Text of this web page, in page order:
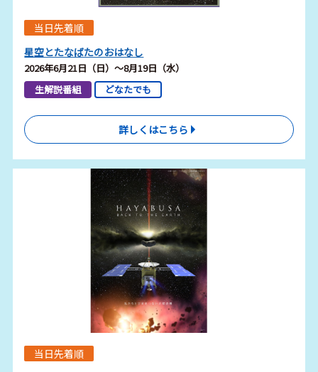
当日先着順
星空とたなばたのおはなし
2026年6月21日（日）～8月19日（水）
生解説番組
どなたでも
詳しくはこちら
当日先着順